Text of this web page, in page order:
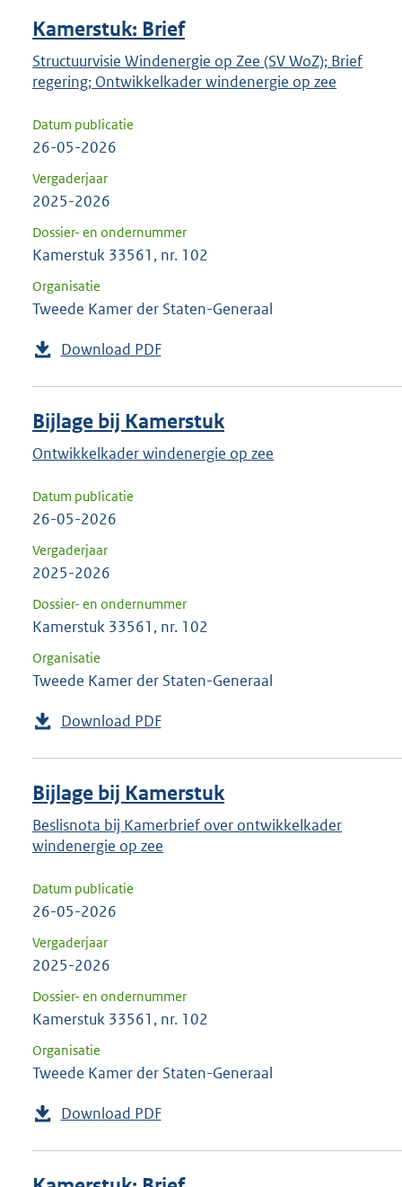
Kamerstuk: Brief
Structuurvisie Windenergie op Zee (SV WoZ); Brief
regering; Ontwikkelkader windenergie op zee
Datum publicatie
26-05-2026
Vergaderjaar
2025-2026
Dossier- en ondernummer
Kamerstuk 33561, nr. 102
Organisatie
Tweede Kamer der Staten-Generaal
Download PDF
Bijlage bij Kamerstuk
Ontwikkelkader windenergie op zee
Datum publicatie
26-05-2026
Vergaderjaar
2025-2026
Dossier- en ondernummer
Kamerstuk 33561, nr. 102
Organisatie
Tweede Kamer der Staten-Generaal
Download PDF
Bijlage bij Kamerstuk
Beslisnota bij Kamerbrief over ontwikkelkader
windenergie op zee
Datum publicatie
26-05-2026
Vergaderjaar
2025-2026
Dossier- en ondernummer
Kamerstuk 33561, nr. 102
Organisatie
Tweede Kamer der Staten-Generaal
Download PDF